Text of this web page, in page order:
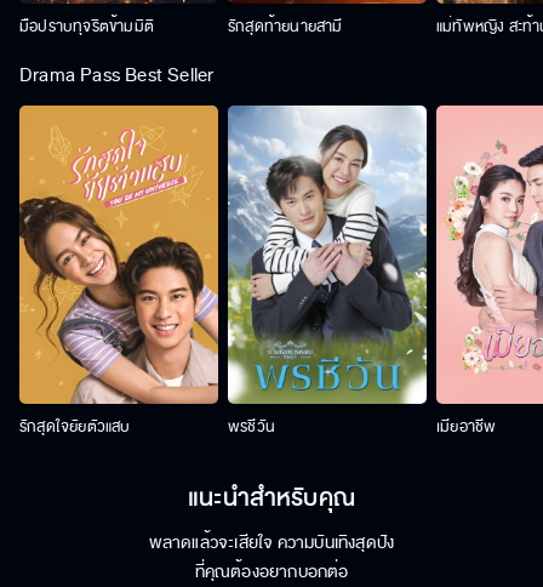
มือปราบทุจริตข้ามมิติ รักสุดท้ายนายสามี แม่ทัพหญิง สะท้
Drama Pass Best Seller
รักสุดใจยัยตัวแสบ พรชีวัน เมียอาชีพ
แนะนำสำหรับคุณ
พลาดแล้วจะเสียใจ ความบันเทิงสุดปัง
ที่คุณต้องอยากบอกต่อ